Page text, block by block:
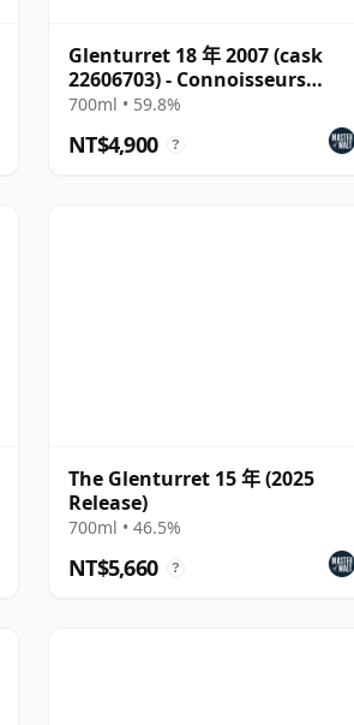
Glenturret 18 年 2007 (cask
22606703) - Connoisseurs
Choice
700ml • 59.8%
NT$4,900 ?
The Glenturret 15 年 (2025
Release)
700ml • 46.5%
NT$5,660 ?